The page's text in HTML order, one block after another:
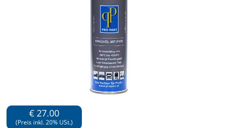
€ 27.00
(Preis inkl. 20% USt.)